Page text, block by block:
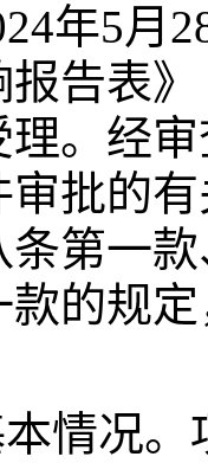
年5月
告表
。经
审批的
第一
款的规
情况